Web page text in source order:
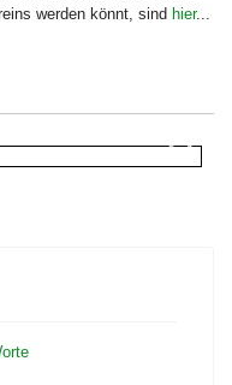
werden könnt, sind hier...